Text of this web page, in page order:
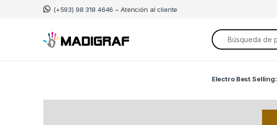
Skip to navigation
Skip to content (+593) 98 318 4646 – Atención al cliente
Search for:
Electro Best Selling: